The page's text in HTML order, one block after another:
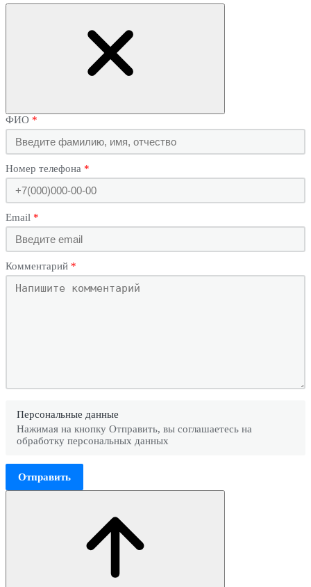
ФИО
Номер телефона
Email
Комментарий
Персональные данные
Нажимая на кнопку Отправить, вы соглашаетесь на
обработку персональных данных
Отправить